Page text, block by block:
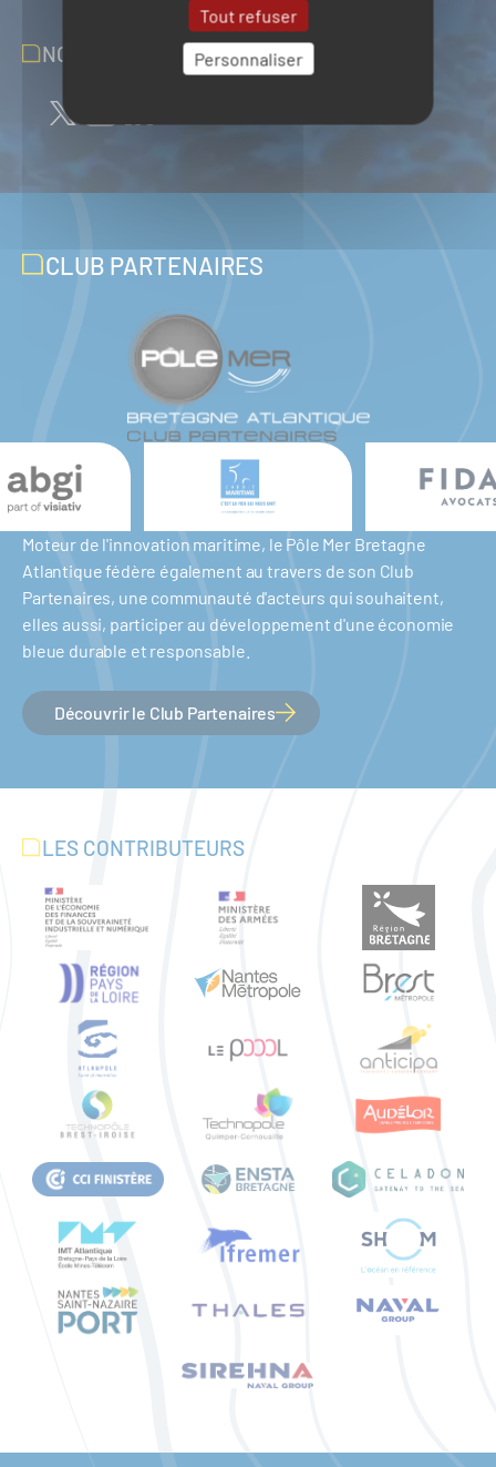
Tout refuser
Personnaliser
NOUS SUIVRE SUR LES RÉSEAUX
CLUB PARTENAIRES
Moteur de l'innovation maritime, le Pôle Mer Bretagne
Atlantique fédère également au travers de son Club
Partenaires, une communauté d'acteurs qui souhaitent,
elles aussi, participer au développement d'une économie
bleue durable et responsable.
Découvrir le Club Partenaires
LES CONTRIBUTEURS